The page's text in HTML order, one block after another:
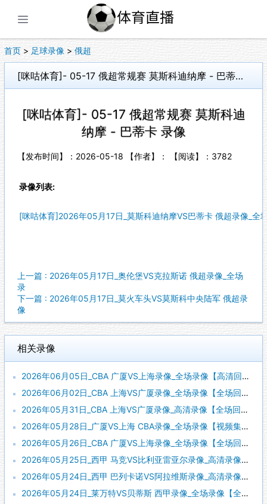
首页 > 足球录像 > 俄超
[咪咕体育]- 05-17 俄超常规赛 莫斯科迪纳摩 - 巴蒂卡 录像
[咪咕体育]- 05-17 俄超常规赛 莫斯科迪
纳摩 - 巴蒂卡 录像
【发布时间】：2026-05-18 【作者】： 【阅读】： 3782
录像列表:
[咪咕体育]2026年05月17日_莫斯科迪纳摩VS巴蒂卡 俄超录像_全
上一篇 : 2026年05月17日_奥伦堡VS克拉斯诺 俄超录像_全场
录
下一篇 : 2026年05月17日_莫火车头VS莫斯科中央陆军 俄超录
像
相关录像
2026年06月05日_CBA 广厦VS上海录像_全场录像【高清回放】
2026年06月02日_CBA 上海VS广厦录像_全场录像【全场回放】
2026年05月31日_CBA 上海VS广厦录像_高清录像【全场回放】
2026年05月28日_广厦VS上海 CBA录像_全场录像【视频集锦】
2026年05月26日_CBA 广厦VS上海录像_全场录像【全场回放】
2026年05月25日_西甲 马竞VS比利亚雷亚尔录像_高清录像【全场回放】
2026年05月24日_西甲 巴列卡诺VS阿拉维斯录像_高清录像【全场回放】
2026年05月24日_莱万特VS贝蒂斯 西甲录像_全场录像【全场回放】